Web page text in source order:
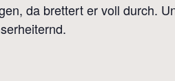
da brettert er voll durch.